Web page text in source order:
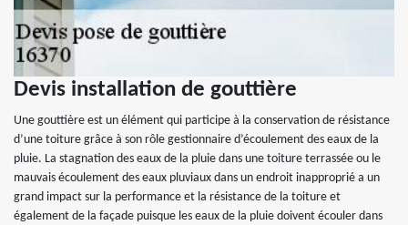
Devis installation de gouttière
Une gouttière est un élément qui participe à la conservation de résistance
d’une toiture grâce à son rôle gestionnaire d’écoulement des eaux de la
pluie. La stagnation des eaux de la pluie dans une toiture terrassée ou le
mauvais écoulement des eaux pluviaux dans un endroit inapproprié a un
grand impact sur la performance et la résistance de la toiture et
également de la façade puisque les eaux de la pluie doivent écouler dans